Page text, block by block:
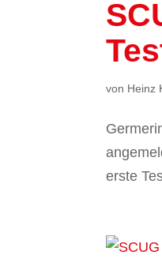
von Heinz
erste